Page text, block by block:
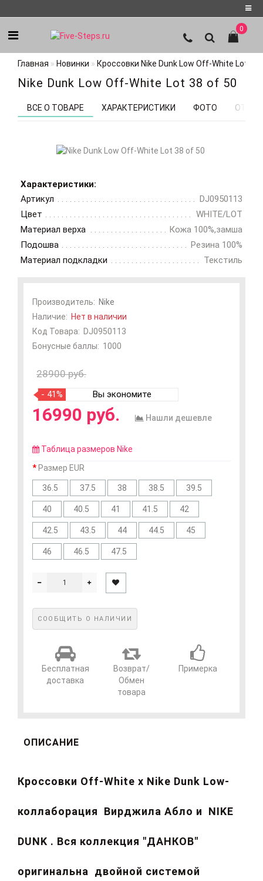
Регистрация
Авторизация
0
Главная Новинки Кроссовки Nike Dunk Low Off-White Lot 38
Nike Dunk Low Off-White Lot 38 of 50
ВСЕ О ТОВАРЕ ХАРАКТЕРИСТИКИ ФОТО
Характеристики:
Артикул
DJ0950113
Цвет
WHITE/LOT
Материал верха
Кожа 100%,замша
Подошва
Резина 100%
Материал подкладки
Текстиль
Производитель: Nike
Наличие: Нет в наличии
Код Товара: DJ0950113
Бонусные баллы: 1000
28900 руб.
- 41% Вы экономите
16990 руб. Нашли дешевле
Таблица размеров Nike
Размер EUR
36.5 37.5 38 38.5 39.5
40 40.5 41 41.5 42
42.5 43.5 44 44.5 45
46 46.5 47.5
СООБЩИТЬ О НАЛИЧИИ
Бесплатная
доставка
Возврат/
Обмен
товара
Примерка
ОПИСАНИЕ
Кроссовки Off-White x Nike Dunk Low-
коллаборация Вирджила Абло и NIKE
DUNK . Вся коллекция "ДАНКОВ"
оригинальна двойной системой